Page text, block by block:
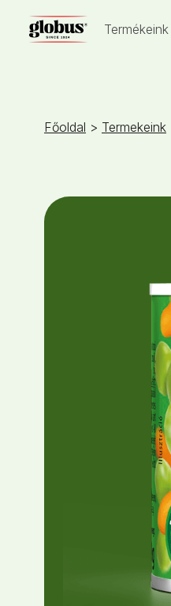
Termékeink
Főoldal > Termekeink